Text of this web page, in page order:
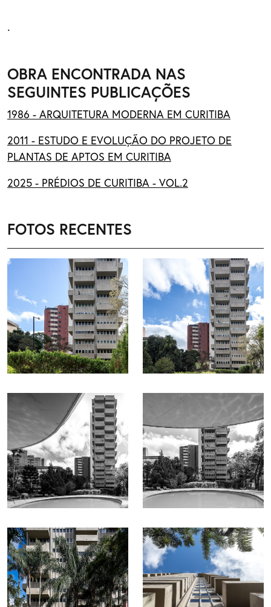
.
OBRA ENCONTRADA NAS
SEGUINTES PUBLICAÇÕES
1986 - ARQUITETURA MODERNA EM CURITIBA
2011 - ESTUDO E EVOLUÇÃO DO PROJETO DE
PLANTAS DE APTOS EM CURITIBA
2025 - PRÉDIOS DE CURITIBA - VOL.2
FOTOS RECENTES